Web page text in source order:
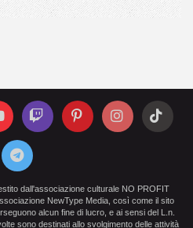
dall'associazione culturale NO PROFIT
NewType Media, così come il sito
alcun fine di lucro, e ai sensi del L.n.
sono destinati allo svolgimento delle attività